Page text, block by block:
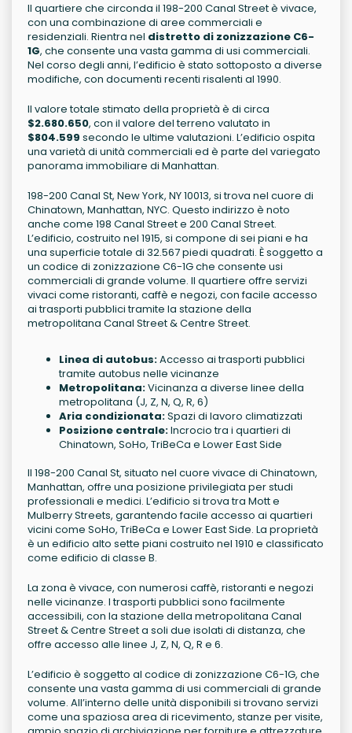
Il quartiere che circonda il 198-200 Canal Street è vivace,
con una combinazione di aree commerciali e
residenziali. Rientra nel distretto di zonizzazione C6-
1G, che consente una vasta gamma di usi commerciali.
Nel corso degli anni, l’edificio è stato sottoposto a diverse
modifiche, con documenti recenti risalenti al 1990.
Il valore totale stimato della proprietà è di circa
$2.680.650, con il valore del terreno valutato in
$804.599 secondo le ultime valutazioni. L’edificio ospita
una varietà di unità commerciali ed è parte del variegato
panorama immobiliare di Manhattan.
198-200 Canal St, New York, NY 10013, si trova nel cuore di
Chinatown, Manhattan, NYC. Questo indirizzo è noto
anche come 198 Canal Street e 200 Canal Street.
L’edificio, costruito nel 1915, si compone di sei piani e ha
una superficie totale di 32.567 piedi quadrati. È soggetto a
un codice di zonizzazione C6-1G che consente usi
commerciali di grande volume. Il quartiere offre servizi
vivaci come ristoranti, caffè e negozi, con facile accesso
ai trasporti pubblici tramite la stazione della
metropolitana Canal Street & Centre Street.
Linea di autobus:Accesso ai trasporti pubblici
tramite autobus nelle vicinanze
Metropolitana:Vicinanza a diverse linee della
metropolitana (J, Z, N, Q, R, 6)
Aria condizionata:Spazi di lavoro climatizzati
Posizione centrale:Incrocio tra i quartieri di
Chinatown, SoHo, TriBeCa e Lower East Side
Il 198-200 Canal St, situato nel cuore vivace di Chinatown,
Manhattan, offre una posizione privilegiata per studi
professionali e medici. L’edificio si trova tra Mott e
Mulberry Streets, garantendo facile accesso ai quartieri
vicini come SoHo, TriBeCa e Lower East Side. La proprietà
è un edificio alto sette piani costruito nel 1910 e classificato
come edificio di classe B.
La zona è vivace, con numerosi caffè, ristoranti e negozi
nelle vicinanze. I trasporti pubblici sono facilmente
accessibili, con la stazione della metropolitana Canal
Street & Centre Street a soli due isolati di distanza, che
offre accesso alle linee J, Z, N, Q, R e 6.
L’edificio è soggetto al codice di zonizzazione C6-1G, che
consente una vasta gamma di usi commerciali di grande
volume. All’interno delle unità disponibili si trovano servizi
come una spaziosa area di ricevimento, stanze per visite,